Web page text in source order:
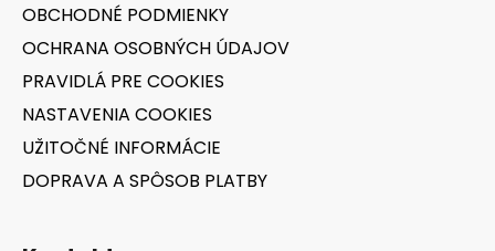
OBCHODNÉ PODMIENKY
OCHRANA OSOBNÝCH ÚDAJOV
PRAVIDLÁ PRE COOKIES
NASTAVENIA COOKIES
UŽITOČNÉ INFORMÁCIE
DOPRAVA A SPÔSOB PLATBY